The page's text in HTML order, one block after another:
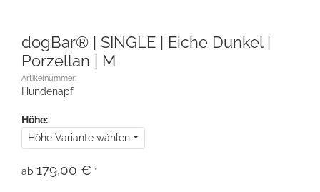
dogBar® | SINGLE | Eiche Dunkel |
Porzellan | M
Artikelnummer:
Hundenapf
Höhe:
Höhe Variante wählen
ab 179,00 € *